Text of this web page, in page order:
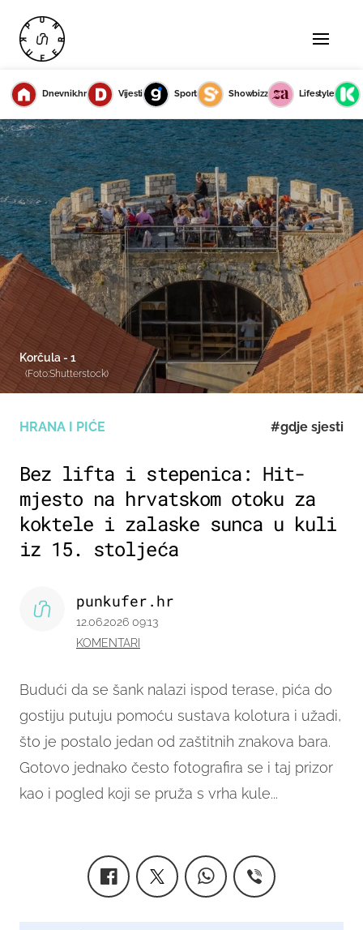
Dnevnik.hr Vijesti Sport Showbizz Lifestyle
HRANA I PIĆE #gdje sjesti
Bez lifta i stepenica: Hit-
mjesto na hrvatskom otoku za
koktele i zalaske sunca u kuli
iz 15. stoljeća
Budući da se šank nalazi ispod terase, pića do
gostiju putuju pomoću sustava kolotura i užadi,
što je postalo jedan od zaštitnih znakova bara.
Gotovo jednako često fotografira se i taj prizor
kao i pogled koji se pruža s vrha kule...
punkufer.hr
12.06.2026 09:13
KOMENTARI
Korčula - 1
(Foto:Shutterstock)